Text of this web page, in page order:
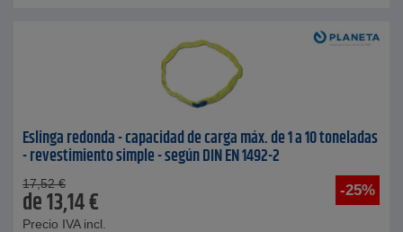
Eslinga redonda - capacidad de carga máx. de 1 a 10 toneladas
- revestimiento simple - según DIN EN 1492-2
-25%
17,52 €
de13,14€
Precio IVA incl.